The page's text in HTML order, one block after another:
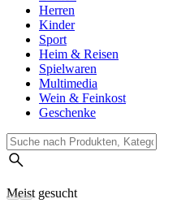
Herren
Kinder
Sport
Heim & Reisen
Spielwaren
Multimedia
Wein & Feinkost
Geschenke
Meist gesucht